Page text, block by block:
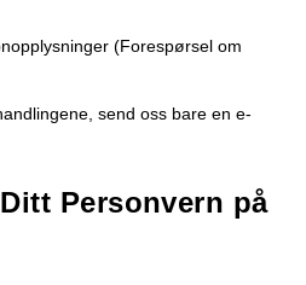
(Forespørsel om
send oss ​​bare en e-
Personvern på